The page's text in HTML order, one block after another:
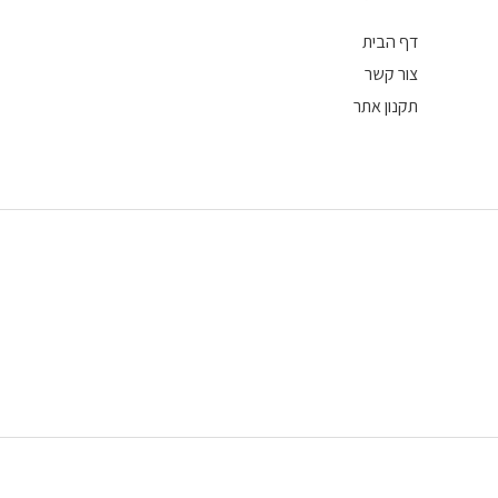
דף הבית
צור קשר
תקנון אתר